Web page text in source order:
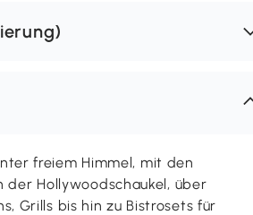
freiem Himmel, mit den
der Hollywoodschaukel, über
Grills bis hin zu Bistrosets für